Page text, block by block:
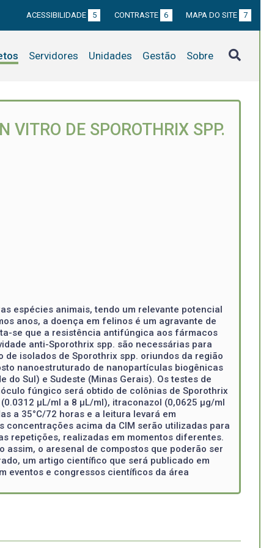
ACESSIBILIDADE 5 CONTRASTE 6 MAPA DO SITE 7
Servidores Unidades Gestão Sobre
VITRO DE SPOROTHRIX SPP.
espécies animais, tendo um relevante potencial
anos, a doença em felinos é um agravante de
se que a resistência antifúngica aos fármacos
anti-Sporothrix spp. são necessárias para
isolados de Sporothrix spp. oriundos da região
nanoestruturado de nanopartículas biogênicas
do Sul) e Sudeste (Minas Gerais). Os testes de
fúngico será obtido de colônias de Sporothrix
µL/ml a 8 µL/ml), itraconazol (0,0625 μg/ml
a 35°C/72 horas e a leitura levará em
acima da CIM serão utilizadas para
repetições, realizadas em momentos diferentes.
o aresenal de compostos que poderão ser
um artigo científico que será publicado em
eventos e congressos científicos da área